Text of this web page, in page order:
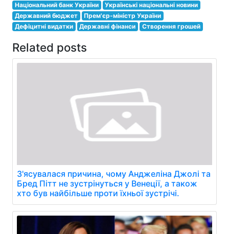
Національний банк України
Українські національні новини
Державний бюджет
Прем'єр-міністр України
Дефіцитні видатки
Державні фінанси Створення грошей
Related posts
З'ясувалася причина, чому Анджеліна Джолі та
Бред Пітт не зустрінуться у Венеції, а також
хто був найбільше проти їхньої зустрічі.